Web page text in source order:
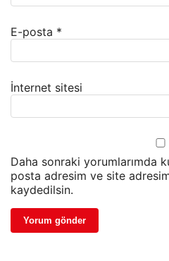
E-posta *
İnternet sitesi
Daha sonraki yorumlarımda
posta adresim ve site
kaydedilsin.